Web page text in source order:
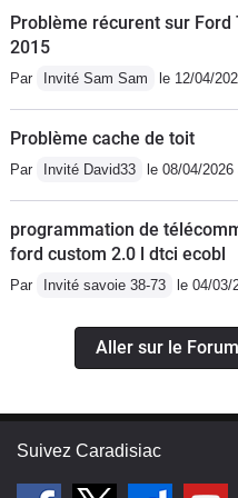
Problème récurent sur
2015
Par Invité Sam Sam le 12/04/
Problème cache de toit
Par Invité David33 le 08/04/
programmation de
ford custom 2.0 l dtci ecobl
Par Invité savoie 38-73 le 04/03/
Aller sur le
Suivez Caradisiac